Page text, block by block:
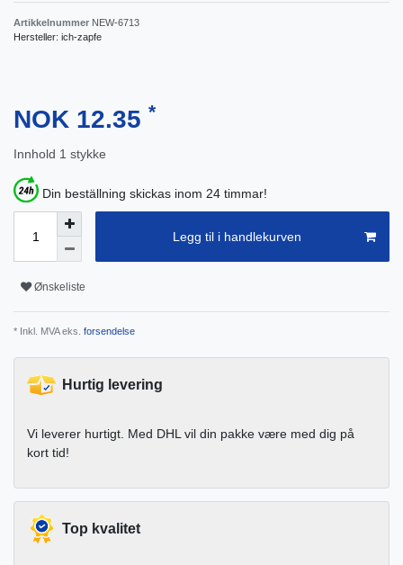
Artikkelnummer NEW-6713
Hersteller: ich-zapfe
NOK 12.35 *
Innhold 1 stykke
Din beställning skickas inom 24 timmar!
Legg til i handlekurven
Ønskeliste
* Inkl. MVA eks. forsendelse
Hurtig levering
Vi leverer hurtigt. Med DHL vil din pakke være med dig på
kort tid!
Top kvalitet